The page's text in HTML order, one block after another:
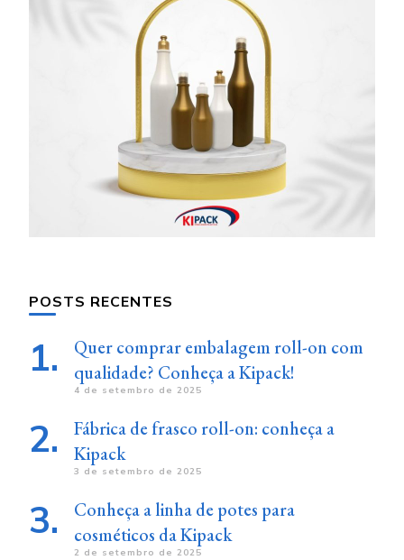
POSTS RECENTES
Quer comprar embalagem roll-on com
qualidade? Conheça a Kipack!
4 de setembro de 2025
Fábrica de frasco roll-on: conheça a
Kipack
3 de setembro de 2025
Conheça a linha de potes para
cosméticos da Kipack
2 de setembro de 2025